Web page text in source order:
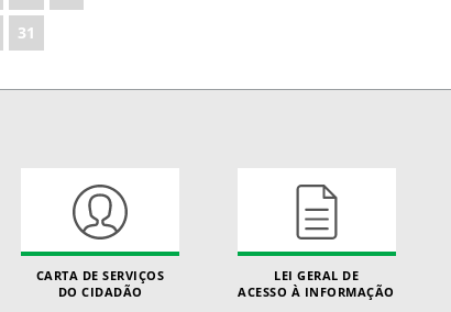
31
CARTA DE SERVIÇOS
DO CIDADÃO
LEI GERAL DE
ACESSO À INFORMAÇÃO